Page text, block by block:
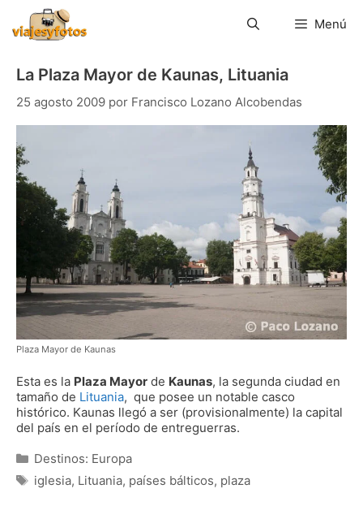
contenido
Menú
La Plaza Mayor de Kaunas, Lituania
25 agosto 2009 por Francisco Lozano Alcobendas
Plaza Mayor de Kaunas
Esta es la Plaza Mayor de Kaunas, la segunda ciudad en
tamaño de Lituania, que posee un notable casco
histórico. Kaunas llegó a ser (provisionalmente) la capital
del país en el período de entreguerras.
Categorías
Destinos: Europa
Etiquetas
iglesia, Lituania, países bálticos, plaza